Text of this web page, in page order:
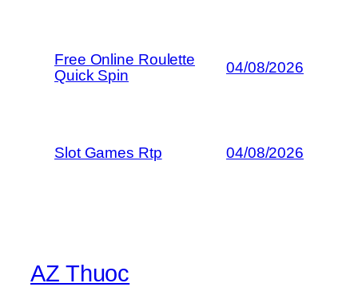
Free Online Roulette
Quick Spin
04/08/2026
Slot Games Rtp 04/08/2026
AZ Thuoc